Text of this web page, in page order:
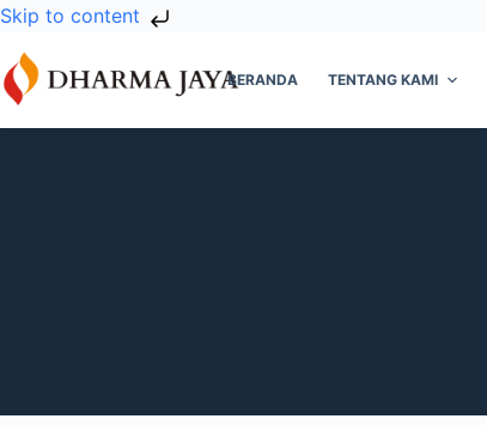
Skip to content
BERANDA TENTANG KAMI